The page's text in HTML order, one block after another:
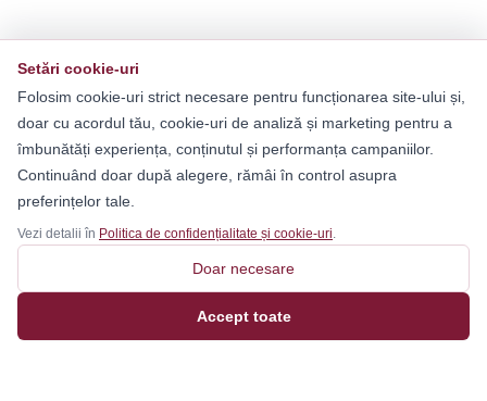
Setări cookie-uri
Folosim cookie-uri strict necesare pentru funcționarea site-ului și,
doar cu acordul tău, cookie-uri de analiză și marketing pentru a
îmbunătăți experiența, conținutul și performanța campaniilor.
Continuând doar după alegere, rămâi în control asupra
preferințelor tale.
Vezi detalii în Politica de confidențialitate și cookie-uri.
Doar necesare
Accept toate